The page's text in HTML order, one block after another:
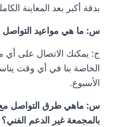
بدقة أكبر بعد المعاينة
س: ما هي مواعيد التواصل
ج: يمكنك الاتصال على أي
الخاصة بنا في أي وقت
الأسبوع.
س: ماهي طرق التواصل
بالمجمعة غير الدعم الفني؟